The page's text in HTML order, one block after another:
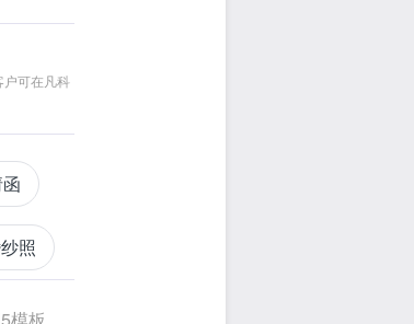
户可在凡科
照